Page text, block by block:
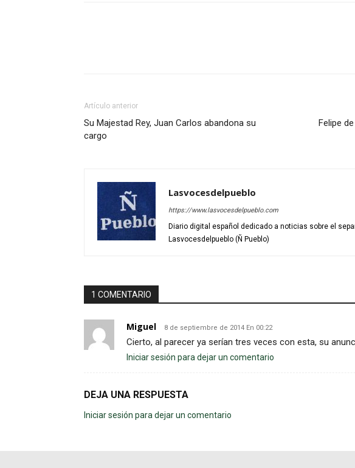
Artículo anterior
Su Majestad Rey, Juan Carlos abandona su
cargo
Felipe
Lasvocesdelpueblo
https://www.lasvocesdelpueblo.com
Diario digital español dedicado a noticias sobre el
Lasvocesdelpueblo (Ñ Pueblo)
1 COMENTARIO
Miguel 8 de septiembre de 2014 En 00:22
Cierto, al parecer ya serían tres veces con esta, su
Iniciar sesión para dejar un comentario
DEJA UNA RESPUESTA
Iniciar sesión para dejar un comentario